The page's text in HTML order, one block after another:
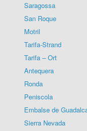
Saragossa
San Roque
Motril
Tarifa-Strand
Tarifa – Ort
Antequera
Ronda
Peniscola
Embalse de
Sierra Nevada